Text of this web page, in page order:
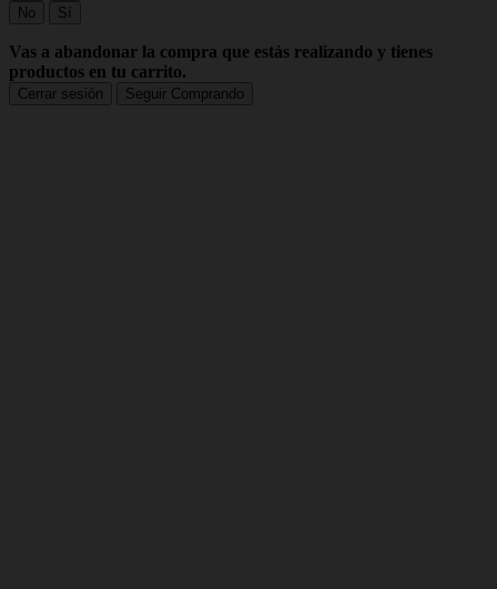
No
Sí
Vas a abandonar la compra que estás realizando y tienes
productos en tu carrito.
Cerrar sesión Seguir Comprando